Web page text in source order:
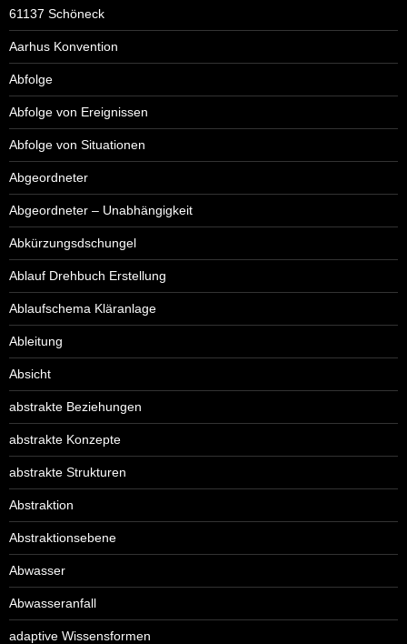
61137 Schöneck
Aarhus Konvention
Abfolge
Abfolge von Ereignissen
Abfolge von Situationen
Abgeordneter
Abgeordneter – Unabhängigkeit
Abkürzungsdschungel
Ablauf Drehbuch Erstellung
Ablaufschema Kläranlage
Ableitung
Absicht
abstrakte Beziehungen
abstrakte Konzepte
abstrakte Strukturen
Abstraktion
Abstraktionsebene
Abwasser
Abwasseranfall
adaptive Wissensformen